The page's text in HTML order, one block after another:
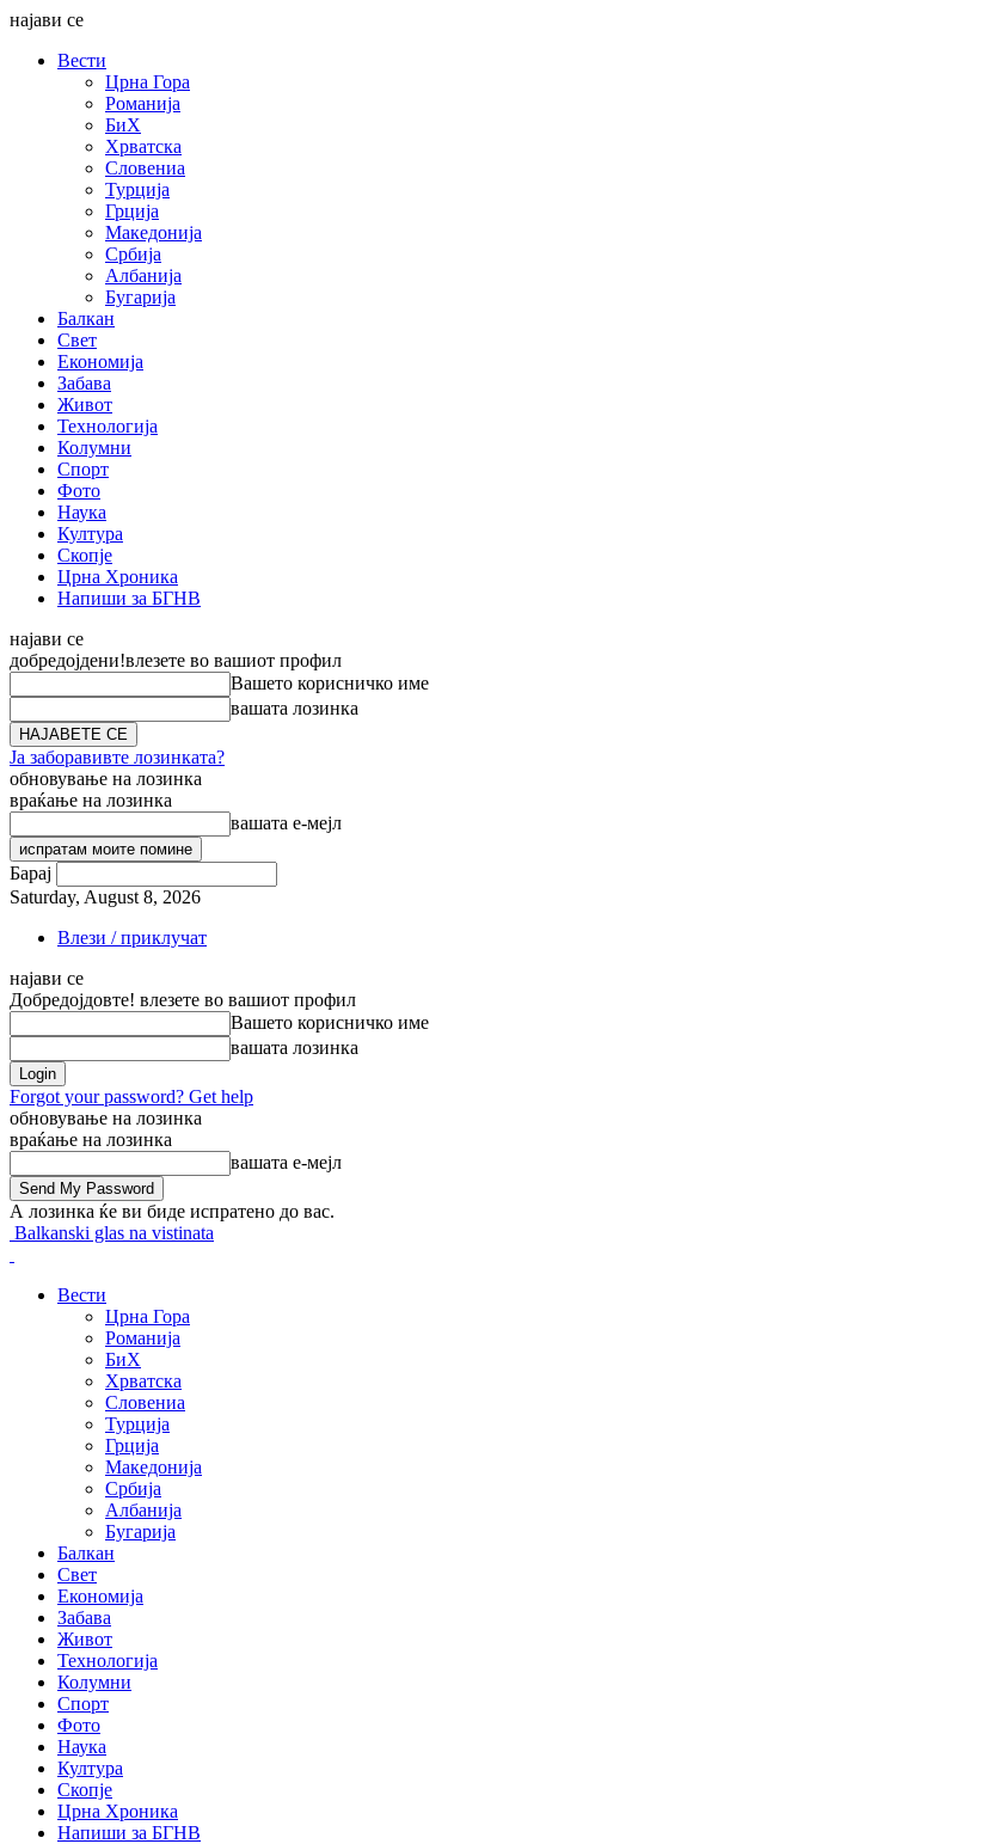
најави се
Вести
Црна Гора
Романија
БиХ
Хрватска
Словениа
Турција
Грција
Македонија
Србија
Албанија
Бугарија
Балкан
Свет
Економија
Забава
Живот
Технологија
Колумни
Спорт
Фото
Наука
Култура
Скопје
Црна Хроника
Напиши за БГНВ
најави се
добредојдени!влезете во вашиот профил
Вашето корисничко име
вашата лозинка
Ја заборавивте лозинката?
обновување на лозинка
враќање на лозинка
вашата е-мејл
Барај
Saturday, August 8, 2026
Влези / приклучат
најави се
Добредојдовте! влезете во вашиот профил
Вашето корисничко име
вашата лозинка
Forgot your password? Get help
обновување на лозинка
враќање на лозинка
вашата е-мејл
А лозинка ќе ви биде испратено до вас.
Balkanski glas na vistinata
Вести
Црна Гора
Романија
БиХ
Хрватска
Словениа
Турција
Грција
Македонија
Србија
Албанија
Бугарија
Балкан
Свет
Економија
Забава
Живот
Технологија
Колумни
Спорт
Фото
Наука
Култура
Скопје
Црна Хроника
Напиши за БГНВ